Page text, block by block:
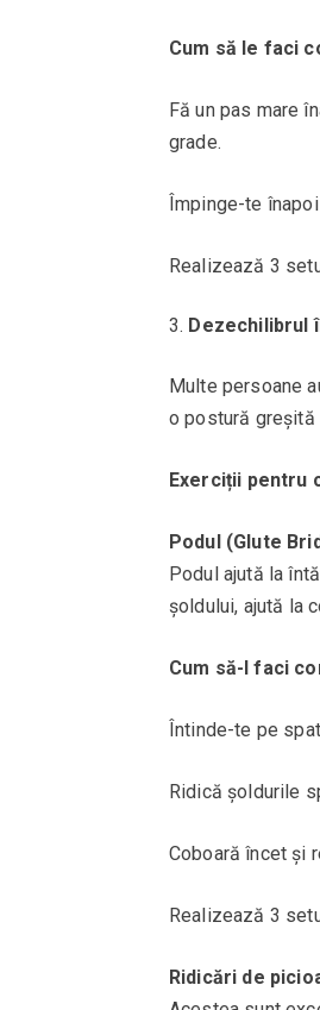
Cum să le faci
Fă un pas mare
grade.
Împinge-te
Realizează 3
Dezechilibrul
Multe persoane
o postură greșită
Exerciții pentru
Podul (Glute
Podul ajută la
șoldului, ajută la
Cum să-l faci
Întinde-te pe
Ridică șoldurile
Coboară încet și
Realizează 3
Ridicări de